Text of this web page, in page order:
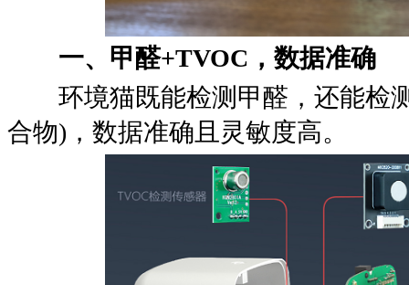
一、甲醛+TVOC，数据准确
环境猫既能检测甲醛，还能检
合物)，数据准确且灵敏度高。